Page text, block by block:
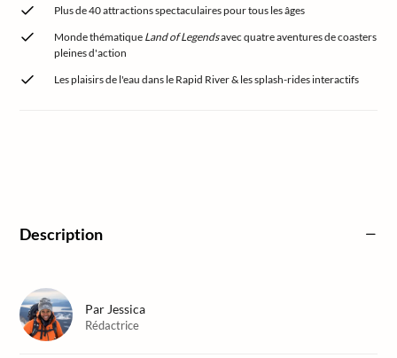
Plus de 40 attractions spectaculaires pour tous les âges
Monde thématique Land of Legendsavec quatre aventures de coasters
pleines d'action
Les plaisirs de l'eau dans le Rapid River & les splash-rides interactifs
Description
Par Jessica
Rédactrice